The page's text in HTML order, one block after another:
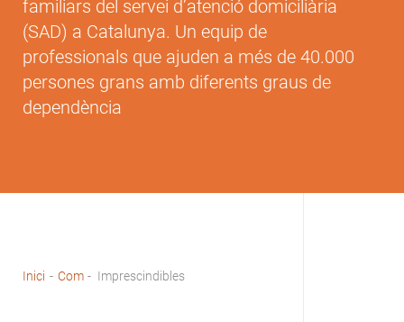
familiars del servei d’atenció domiciliària
(SAD) a Catalunya. Un equip de
professionals que ajuden a més de 40.000
persones grans amb diferents graus de
dependència
Inici - Com - Imprescindibles